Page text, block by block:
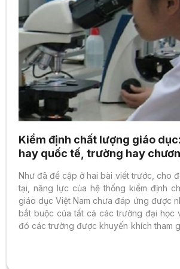
Kiểm định chất lượng giáo
hay quốc tế, trường hay
Như đã đề cập ở hai bài viết trước, cho
tại, năng lực của hệ thống kiểm định
giáo dục Việt Nam chưa đáp ứng được
bắt buộc của tất cả các trường đại học
đó các trường được khuyến khích tham
theo hướng nào cho hiệu quả? Từ góc
yêu cầu về KĐCL ở cả hai cấp cơ sở